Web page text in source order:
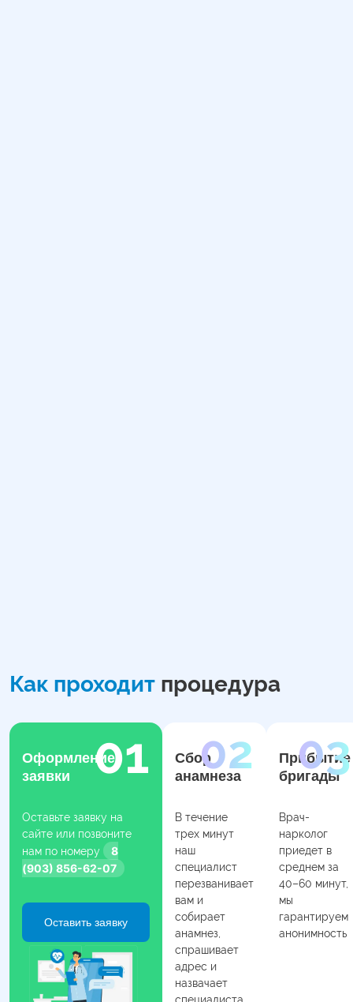
Как проходит процедура
Оформление
заявки
Оставьте заявку на
сайте или позвоните
нам по номеру
8
(903) 856-62-07
Оставить заявку
Сбор
анамнеза
В течение
трех минут
наш
специалист
перезванивает
вам и
собирает
анамнез,
спрашивает
адрес и
назвачает
Прибытие
бригады
Врач-
нарколог
приедет в
среднем за
40–60 минут,
мы
гарантируем
анонимность